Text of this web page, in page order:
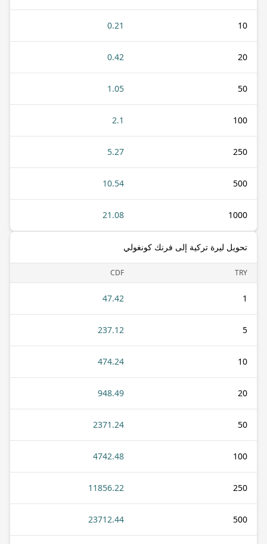
10
0.21
20
0.42
50
1.05
100
2.1
250
5.27
500
10.54
1000
21.08
تحويل ليرة تركية إلى فرنك كونغولي
TRY
CDF
1
47.42
5
237.12
10
474.24
20
948.49
50
2371.24
100
4742.48
250
11856.22
500
23712.44